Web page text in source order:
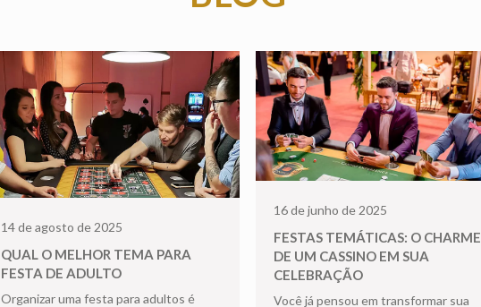
14 de agosto de 2025
QUAL O MELHOR TEMA PARA
FESTA DE ADULTO
Organizar uma festa para adultos é
16 de junho de 2025
FESTAS TEMÁTICAS: O CHARME
DE UM CASSINO EM SUA
CELEBRAÇÃO
Você já pensou em transformar sua